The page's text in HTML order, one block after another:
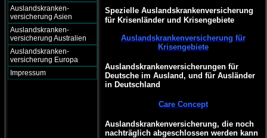
Auslandskranken-
versicherung Asien
Auslandskranken-
versicherung Australien
Auslandskranken-
versicherung Europa
Impressum
Spezielle Auslandskrankenversicherung
für Krisenländer und Krisengebiete
Auslandskrankenversicherung für
Krisengebiete
Auslandskrankenversicherungen für
Deutsche im Ausland, und für Ausländer
in Deutschland
Care Concept
Auslandskrankenversicherung, die noch
nachträglich abgeschlossen werden kann